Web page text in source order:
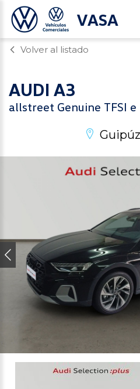
VASA
Volver al listado
AUDI A3
allstreet Genuine TFSI